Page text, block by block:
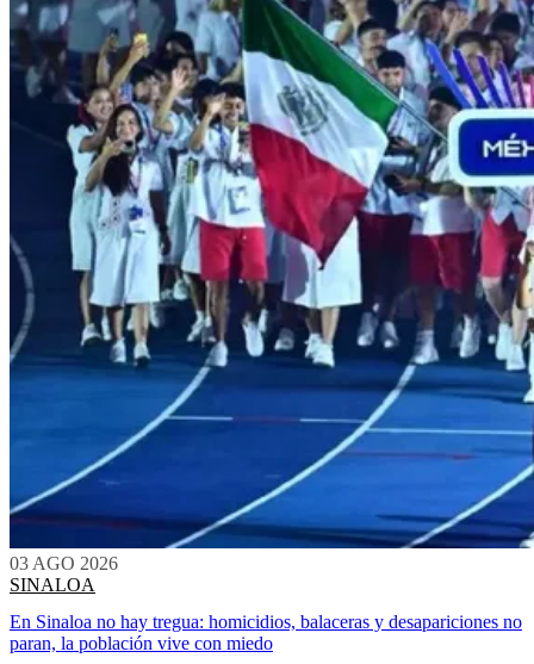
03 AGO 2026
SINALOA
En Sinaloa no hay tregua: homicidios, balaceras y desapariciones no
paran, la población vive con miedo